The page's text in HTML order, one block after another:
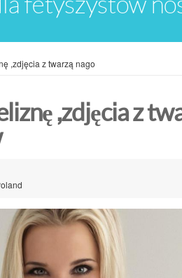
,zdjęcia z twarzą nago
,zdjęcia z